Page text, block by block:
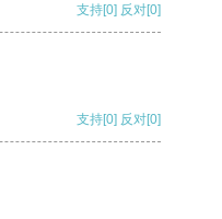
支持[0] 反对[0]
支持[0] 反对[0]